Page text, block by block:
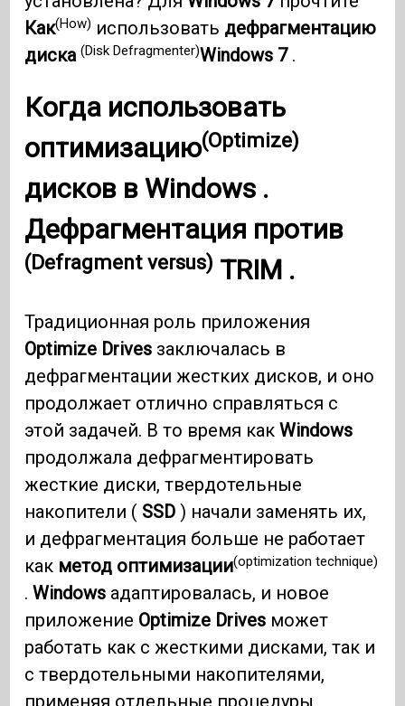
Как(How) использовать дефрагментацию
диска(Disk Defragmenter)Windows 7.
Когда использовать
оптимизацию(Optimize)
дисков вWindows .
Дефрагментация против
(Defragment versus) TRIM .
Традиционная роль приложения
Optimize Drives заключалась в
дефрагментации жестких дисков, и оно
продолжает отлично справляться с
этой задачей. В то время какWindows
продолжала дефрагментировать
жесткие диски, твердотельные
накопители ( SSD ) начали заменять их,
и дефрагментация больше не работает
как метод оптимизации(optimization technique)
.Windows адаптировалась, и новое
приложение Optimize Drives может
работать как с жесткими дисками, так и
с твердотельными накопителями,
применяя отдельные процедуры